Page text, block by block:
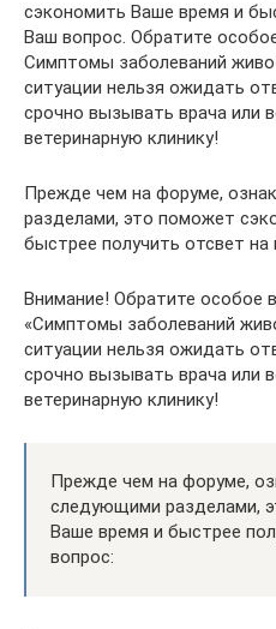
сэкономить Ваше время и
Ваш вопрос. Обратите
Симптомы заболеваний
ситуации нельзя ожидать
срочно вызывать врача или
ветеринарную клинику!
Прежде чем на форуме,
разделами, это поможет
быстрее получить отсвет на
Внимание! Обратите особое
«Симптомы заболеваний
ситуации нельзя ожидать
срочно вызывать врача или
ветеринарную клинику!
Прежде чем на форуме,
следующими разделами,
Ваше время и быстрее
вопрос: